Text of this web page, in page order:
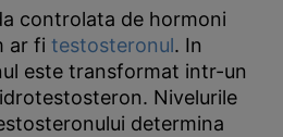
controlata de hormoni
ar fi testosteronul. In
este transformat intr-un
Nivelurile
determina